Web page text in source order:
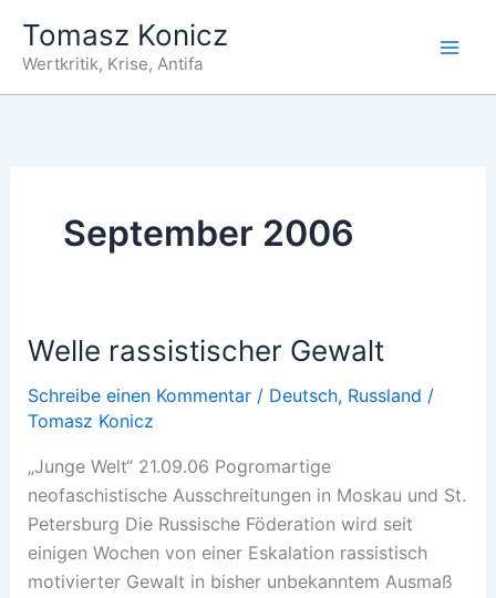
Inhalt
springen
Tomasz Konicz
Wertkritik, Krise, Antifa
September 2006
Welle rassistischer Gewalt
Schreibe einen Kommentar / Deutsch, Russland /
Tomasz Konicz
„Junge Welt“ 21.09.06 Pogromartige
neofaschistische Ausschreitungen in Moskau und St.
Petersburg Die Russische Föderation wird seit
einigen Wochen von einer Eskalation rassistisch
motivierter Gewalt in bisher unbekanntem Ausmaß